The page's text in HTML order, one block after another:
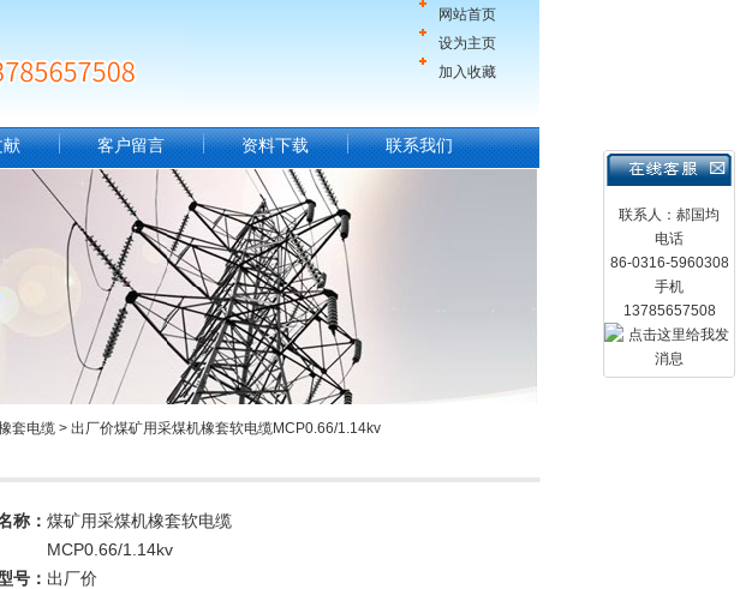
网站首页
设为主页
加入收藏
联系人：郝国均
电话
86-0316-5960308
手机
13785657508
献 客户留言 资料下载 联系我们
套电缆 > 出厂价煤矿用采煤机橡套软电缆MCP0.66/1.14kv
称： 煤矿用采煤机橡套软电缆
MCP0.66/1.14kv
号： 出厂价